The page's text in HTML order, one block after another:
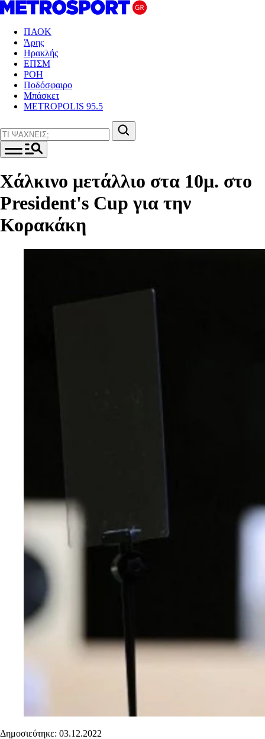
ΠΑΟΚ
Άρης
Ηρακλής
ΕΠΣΜ
ΡΟΗ
Ποδόσφαιρο
Μπάσκετ
METROPOLIS 95.5
Χάλκινο μετάλλιο στα 10μ. στο
President's Cup για την
Κορακάκη
Δημοσιεύτηκε: 03.12.2022